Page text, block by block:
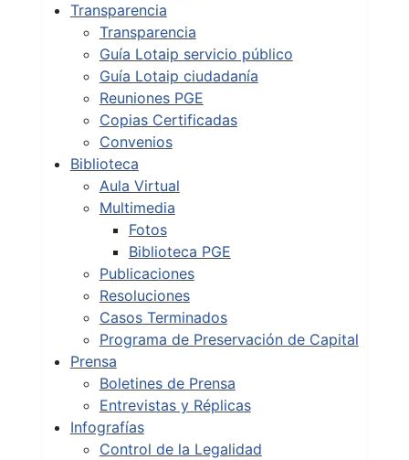
Transparencia
Transparencia
Guía Lotaip servicio público
Guía Lotaip ciudadanía
Reuniones PGE
Copias Certificadas
Convenios
Biblioteca
Aula Virtual
Multimedia
Fotos
Biblioteca PGE
Publicaciones
Resoluciones
Casos Terminados
Programa de Preservación de Capital
Prensa
Boletines de Prensa
Entrevistas y Réplicas
Infografías
Control de la Legalidad